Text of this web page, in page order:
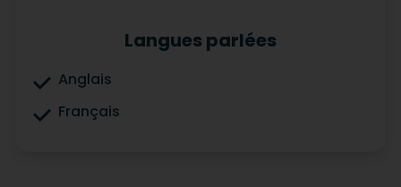
Langues parlées
Anglais
Français